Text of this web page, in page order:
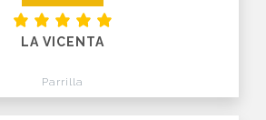
LA VICENTA
Parrilla